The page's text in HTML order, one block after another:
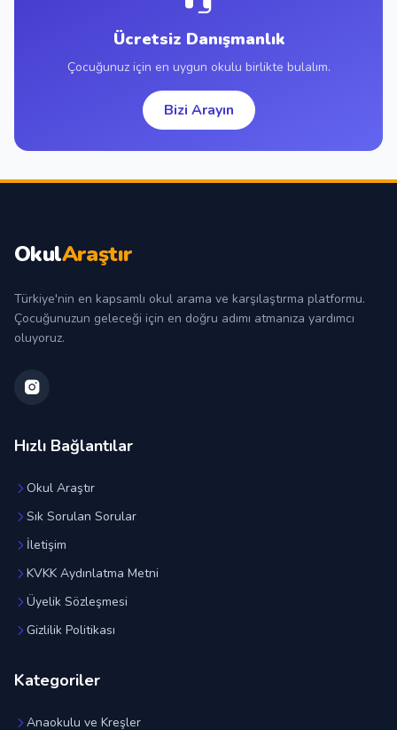
Ücretsiz Danışmanlık
Çocuğunuz için en uygun okulu birlikte bulalım.
Bizi Arayın
OkulAraştır
Türkiye'nin en kapsamlı okul arama ve karşılaştırma platformu.
Çocuğunuzun geleceği için en doğru adımı atmanıza yardımcı
oluyoruz.
Hızlı Bağlantılar
Okul Araştır
Sık Sorulan Sorular
İletişim
KVKK Aydınlatma Metni
Üyelik Sözleşmesi
Gizlilik Politikası
Kategoriler
Anaokulu ve Kreşler